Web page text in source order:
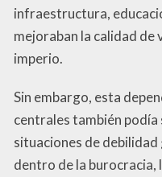
infraestructura,
mejoraban la calidad de
imperio.
Sin embargo, esta
centrales también podía
situaciones de
dentro de la burocracia,